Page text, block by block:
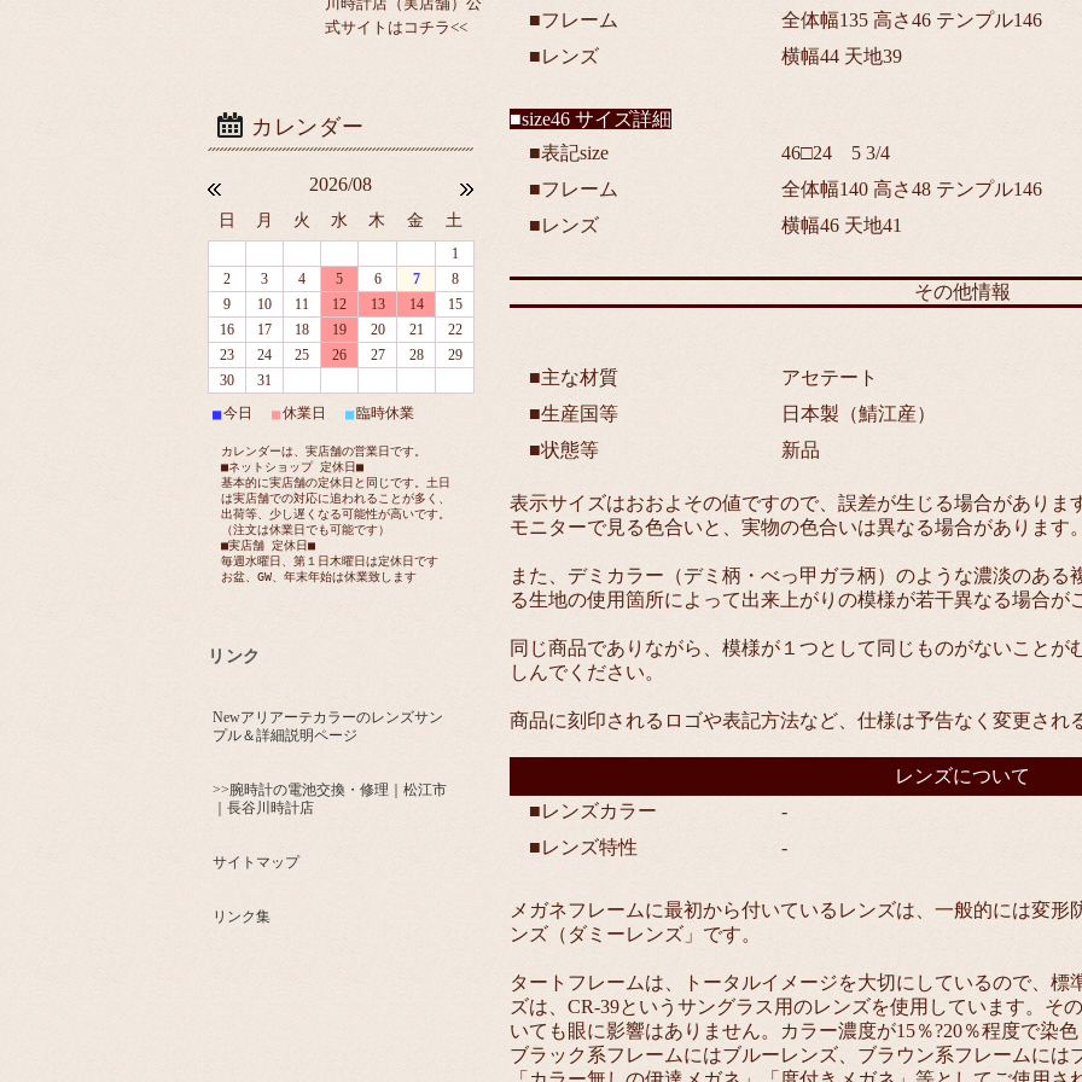
■フレーム
全体幅135 高さ46 テンプル146
■レンズ
横幅44 天地39
■size46 サイズ詳細
■表記size
46□24 5 3/4
■フレーム
全体幅140 高さ48 テンプル146
■レンズ
横幅46 天地41
その他情報
■主な材質
アセテート
■生産国等
日本製（鯖江産）
■状態等
新品
表示サイズはおおよその値ですので、誤差が生じる場合がありま
モニターで見る色合いと、実物の色合いは異なる場合があります
また、デミカラー（デミ柄・べっ甲ガラ柄）のような濃淡のあ
る生地の使用箇所によって出来上がりの模様が若干異なる場合が
同じ商品でありながら、模様が１つとして同じものがないことが
しんでください。
商品に刻印されるロゴや表記方法など、仕様は予告なく変更され
レンズについて
■レンズカラー
-
■レンズ特性
-
メガネフレームに最初から付いているレンズは、一般的には変
ンズ（ダミーレンズ」です。
タートフレームは、トータルイメージを大切にしているので、標
ズは、CR-39というサングラス用のレンズを使用しています。そ
いても眼に影響はありません。カラー濃度が15％?20％程度で染
ブラック系フレームにはブルーレンズ、ブラウン系フレームには
川時計店（実店舗）公
式サイトはコチラ<<
2026/08
日 月 火 水 木 金 土
1
2
3 4 5 6 7
8
9
10 11 12 13 14
15
16
17 18 19 20 21
22
23
24 25 26 27 28
29
30
31
■今日 ■休業日 ■臨時休業
カレンダーは、実店舗の営業日です。
■ネットショップ 定休日■
基本的に実店舗の定休日と同じです。土日
は実店舗での対応に追われることが多く、
出荷等、少し遅くなる可能性が高いです。
（注文は休業日でも可能です）
■実店舗 定休日■
毎週水曜日、第１日木曜日は定休日です
お盆、GW、年末年始は休業致します
リンク
Newアリアーテカラーのレンズサン
プル＆詳細説明ページ
>>腕時計の電池交換・修理｜松江市
｜長谷川時計店
サイトマップ
リンク集